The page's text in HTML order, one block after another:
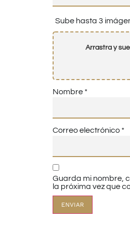
Sube hasta 3
Arrastra y
Nombre *
Correo electrónico *
Guarda mi nombre,
la próxima vez que